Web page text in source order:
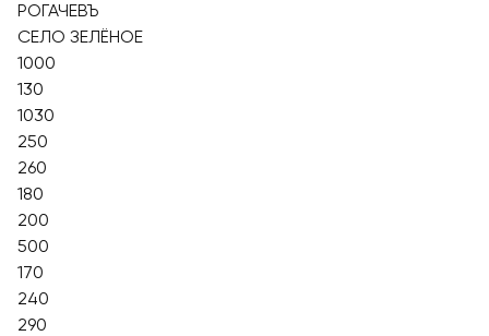
РОГАЧЕВЪ
СЕЛО ЗЕЛЁНОЕ
1000
130
1030
250
260
180
200
500
170
240
290